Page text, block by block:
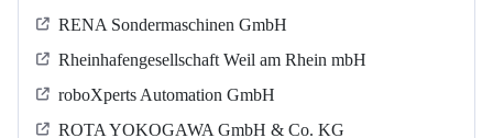
RENA Sondermaschinen GmbH
Rheinhafengesellschaft Weil am Rhein mbH
roboXperts Automation GmbH
ROTA YOKOGAWA GmbH & Co. KG